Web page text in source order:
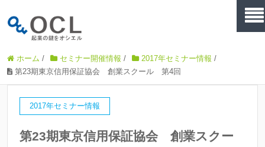
ホーム / セミナー開催情報 / 2017年セミナー情報 /
第23期東京信用保証協会 創業スクール 第4回
2017年セミナー情報
第23期東京信用保証協会 創業スクー